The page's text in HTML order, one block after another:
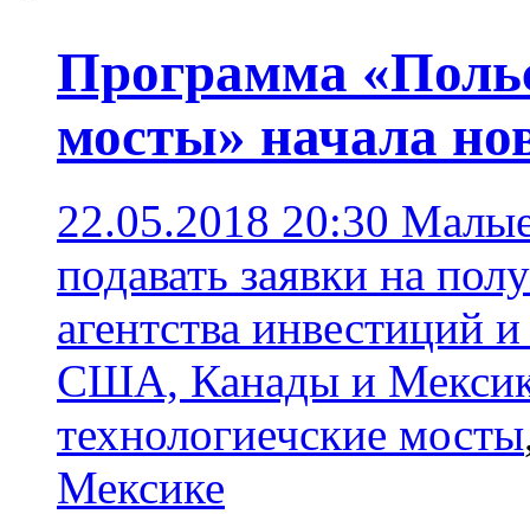
Программа
мосты» начала
22.05.2018 20:30
подавать заявки на
агентства инвестиций
США, Канады и
технологиечские мосты
Мексике